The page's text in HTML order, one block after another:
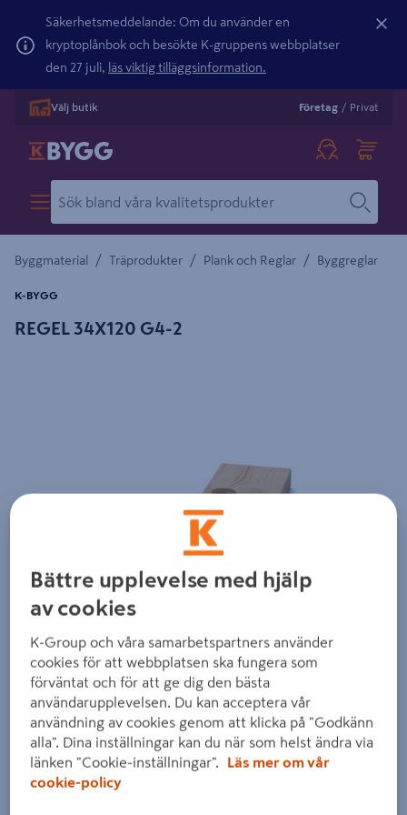
Säkerhetsmeddelande: Om du använder en
kryptoplånbok och besökte K-gruppens webbplatser
den 27 juli, läs viktig tilläggsinformation.
Välj butik Företag / Privat
Byggmaterial / Träprodukter / Plank och Reglar / Byggreglar
REGEL 34X120 G4-2
K-BYGG
Bättre upplevelse med hjälp
av cookies
K-Group och våra samarbetspartners använder
cookies för att webbplatsen ska fungera som
förväntat och för att ge dig den bästa
användarupplevelsen. Du kan acceptera vår
användning av cookies genom att klicka på "Godkänn
alla". Dina inställningar kan du när som helst ändra via
länken "Cookie-inställningar".
Läs mer om vår
cookie-policy